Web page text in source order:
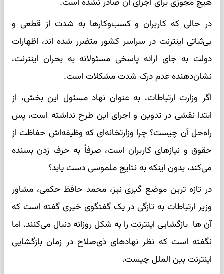
هیچ مجوزی برای اجرای آن صادر نشده است.
در حالی که کاربران و کسب‌وکارها به شدت از قطعی و
بی‌ثباتی اینترنت در سراسر کشور متضرر شده اند، اظهارات
دولت به جای ارائه پاسخی مسئولانه به بحران اینترنت،
نشان‌دهنده عدم درک شدت مشکلات است.
اگر وزارت ارتباطات، به عنوان نهاد مسئول این بخش، از
ابتدا نقشی در تدوین و اجرای این طرح نداشته است، پس
راه‌حل آن چیست؟ چرا وزارتخانه‌ای که وظیفه‌اش حفاظت از
حقوق و نیازهای کاربران است، صرفاً به حرف زدن بسنده
می‌کند، بدون اینکه به نتایج ملموسی دست یابد؟
در تازه ترین موضع گیری نیز، محمد حافظ حکمی، مشاور
وزیر ارتباطات به تازگی در یک گفتگوی خبری گفته است که
آن ها بازگشایی اینترنت را به شکل روزانه دنبال می‌کنند. اما
نگفته است که نظر نهادهای ذی‌صلاح در زمان بازگشایی
اینترنت بین الملل چیست.